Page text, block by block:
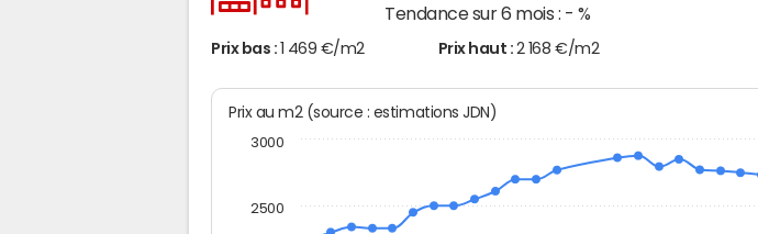
Tendance sur 6 mois : - %
Prix bas : 1 469 €/m2 Prix haut : 2 168 €/m2
Prix au m2 (source : estimations JDN)
2500
3000